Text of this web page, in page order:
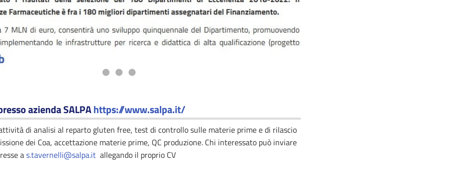
azienda SALPAhttps://www.salpa.it/
di analisi al reparto gluten free, test di controllo sulle materie prime e di rilascio
dei Coa, accettazione materie prime, QC produzione. Chi interessato può inviare
as.tavernelli@salpa.it allegando il proprio CV